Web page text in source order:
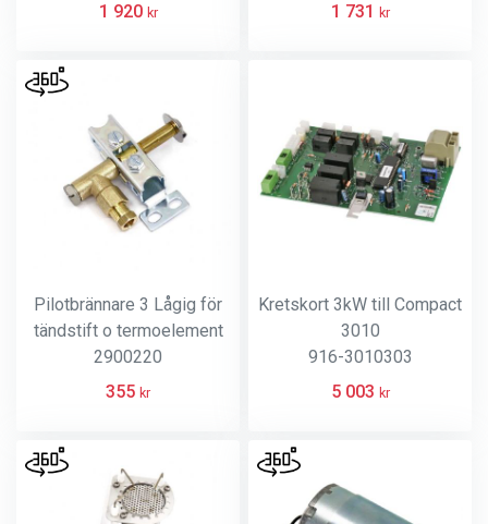
1 920 kr
1 731
kr
Pilotbrännare 3 Lågig för
tändstift o termoelement
2900220
355 kr
Kretskort 3kW till Compact
3010
916-3010303
5 003 kr